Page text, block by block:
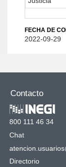
FECHA DE
2022-09-29
Contacto
800 111 46 34
Chat
Directorio